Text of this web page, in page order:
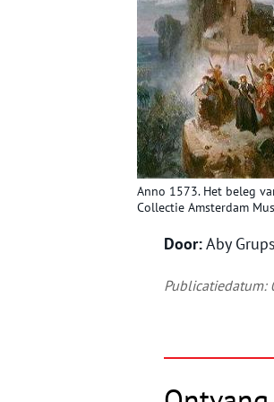
Anno 1573. Het beleg
Collectie Amsterdam
Door:Aby